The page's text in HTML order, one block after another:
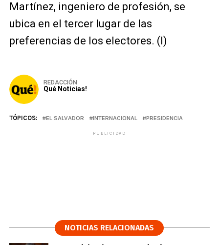
Martínez, ingeniero de profesión, se
ubica en el tercer lugar de las
preferencias de los electores. (I)
REDACCIÓN
Qué Noticias!
TÓPICOS: EL SALVADOR INTERNACIONAL PRESIDENCIA
PUBLICIDAD
NOTICIAS RELACIONADAS